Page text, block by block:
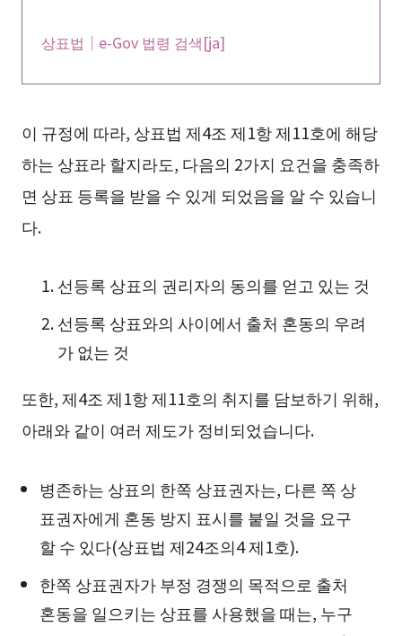
상표법｜e-Gov 법령 검색[ja]
이 규정에 따라, 상표법 제4조 제1항 제11호에 해당
하는 상표라 할지라도, 다음의 2가지 요건을 충족하
면 상표 등록을 받을 수 있게 되었음을 알 수 있습니
다.
선등록 상표의 권리자의 동의를 얻고 있는 것
선등록 상표와의 사이에서 출처 혼동의 우려
가 없는 것
또한, 제4조 제1항 제11호의 취지를 담보하기 위해,
아래와 같이 여러 제도가 정비되었습니다.
병존하는 상표의 한쪽 상표권자는, 다른 쪽 상
표권자에게 혼동 방지 표시를 붙일 것을 요구
할 수 있다(상표법 제24조의4 제1호).
한쪽 상표권자가 부정 경쟁의 목적으로 출처
혼동을 일으키는 상표를 사용했을 때는, 누구